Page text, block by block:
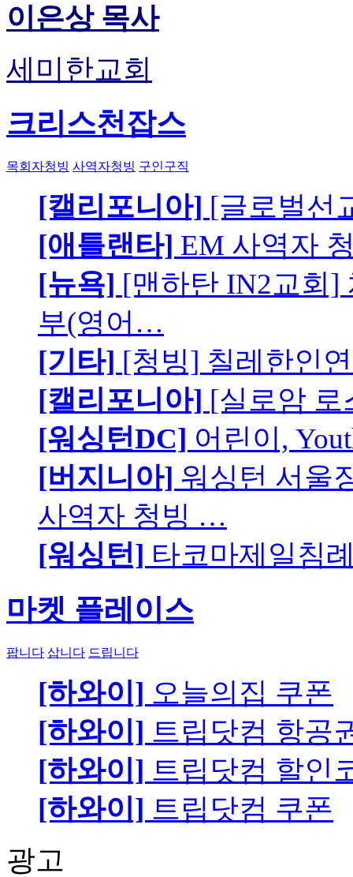
이은상 목사
세미한교회
크리스천잡스
목회자청빙 사역자청빙 구인구직
[캘리포니아] [글로벌선
[애틀랜타] EM 사역자
[뉴욕] [맨하탄 IN2교회]
부(영어…
[기타] [청빙] 칠레한인
[캘리포니아] [실로암 로
[워싱턴DC] 어린이,
[버지니아] 워싱턴 서울
사역자 청빙 …
[워싱턴] 타코마제일침
마켓 플레이스
팝니다 삽니다 드립니다
[하와이] 오늘의집 쿠폰
[하와이] 트립닷컴 항공
[하와이] 트립닷컴 할인
[하와이] 트립닷컴 쿠폰
광고